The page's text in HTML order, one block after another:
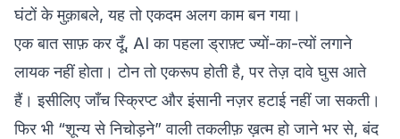
घंटों के मुक़ाबले, यह तो एकदम अलग काम बन गया।
एक बात साफ़ कर दूँ, AI का पहला ड्राफ़्ट ज्यों-का-त्यों लगाने
लायक नहीं होता। टोन तो एकरूप होती है, पर तेज़ दावे घुस आते
हैं। इसीलिए जाँच स्क्रिप्ट और इंसानी नज़र हटाई नहीं जा सकती।
फिर भी “शून्य से निचोड़ने” वाली तकलीफ़ ख़त्म हो जाने भर से, बंद